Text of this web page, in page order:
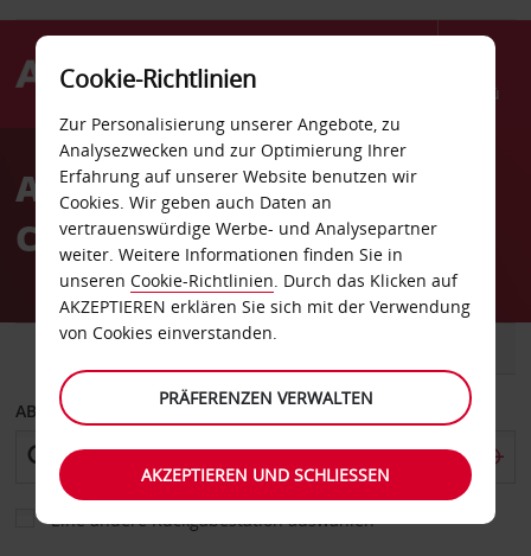
Menü
AvisAutovermietung
Chersonissos
ABHOLEN VON
Eine andere Rückgabestation auswählen
Cookie-Richtlinien
Zur Personalisierung unserer Angebote, zu
Analysezwecken und zur Optimierung Ihrer
Erfahrung auf unserer Website benutzen wir
Cookies. Wir geben auch Daten an
vertrauenswürdige Werbe- und Analysepartner
weiter. Weitere Informationen finden Sie in
unseren Cookie-Richtlinien. Durch das Klicken auf
AKZEPTIEREN erklären Sie sich mit der Verwendung
von Cookies einverstanden.
PRÄFERENZEN VERWALTEN
AKZEPTIEREN UND SCHLIESSEN